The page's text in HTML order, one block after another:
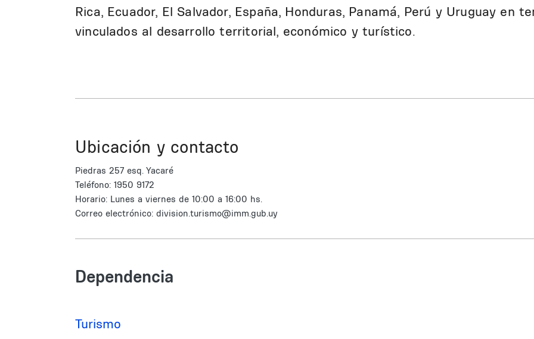
Rica, Ecuador, El Salvador, España, Honduras, Panamá, Perú y Uruguay en
vinculados al desarrollo territorial, económico y turístico.
Ubicación y contacto
Piedras 257 esq. Yacaré
Teléfono: 1950 9172
Horario: Lunes a viernes de 10:00 a 16:00 hs.
Correo electrónico: division.turismo@imm.gub.uy
Dependencia
Turismo